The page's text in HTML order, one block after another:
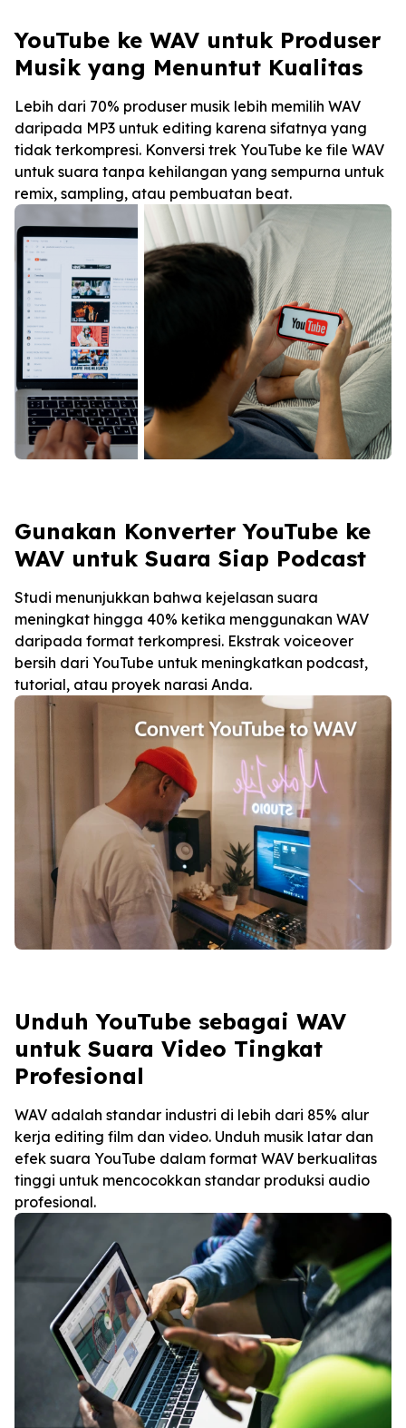
YouTube ke WAV untuk Produser
Musik yang Menuntut Kualitas
Lebih dari 70% produser musik lebih memilih WAV
daripada MP3 untuk editing karena sifatnya yang
tidak terkompresi. Konversi trek YouTube ke file WAV
untuk suara tanpa kehilangan yang sempurna untuk
remix, sampling, atau pembuatan beat.
Gunakan Konverter YouTube ke
WAV untuk Suara Siap Podcast
Studi menunjukkan bahwa kejelasan suara
meningkat hingga 40% ketika menggunakan WAV
daripada format terkompresi. Ekstrak voiceover
bersih dari YouTube untuk meningkatkan podcast,
tutorial, atau proyek narasi Anda.
Unduh YouTube sebagai WAV
untuk Suara Video Tingkat
Profesional
WAV adalah standar industri di lebih dari 85% alur
kerja editing film dan video. Unduh musik latar dan
efek suara YouTube dalam format WAV berkualitas
tinggi untuk mencocokkan standar produksi audio
profesional.